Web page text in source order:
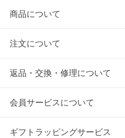
商品について
注文について
返品・交換・修理について
会員サービスについて
ギフトラッピングサービス